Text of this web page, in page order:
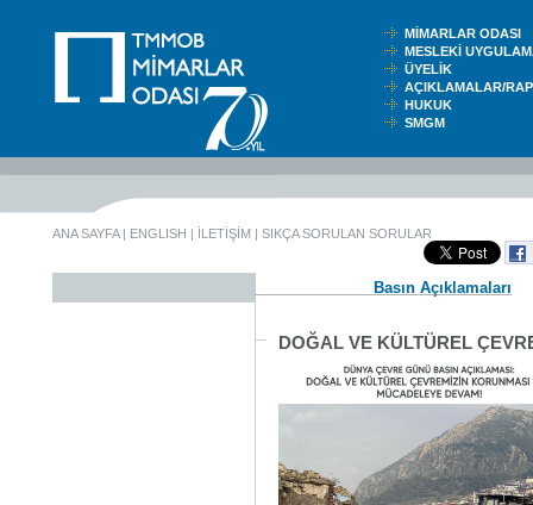
MİMARLAR ODASI
MESLEKİ
ÜYELİK
AÇIKLAMALAR/
HUKUK
SMGM
ANA SAYFA| ENGLISH | İLETİŞİM | SIKÇA SORULAN SORULAR
Basın Açıklamaları
DOĞAL VE KÜLTÜREL